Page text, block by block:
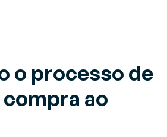
o processo de
ao